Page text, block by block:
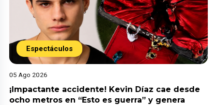
Espectáculos
05 Ago 2026
¡Impactante accidente! Kevin Díaz cae desde
ocho metros en “Esto es guerra” y genera